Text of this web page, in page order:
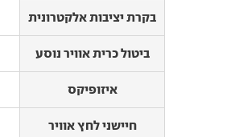
בקרת יציבות אלקטרונית
ביטול כרית אוויר נוסע
איזופיקס
חיישני לחץ אוויר
בקרת יציבות אלקטרונית
ביטול כרית אוויר נוסע
איזופיקס
חיישני לחץ אוויר